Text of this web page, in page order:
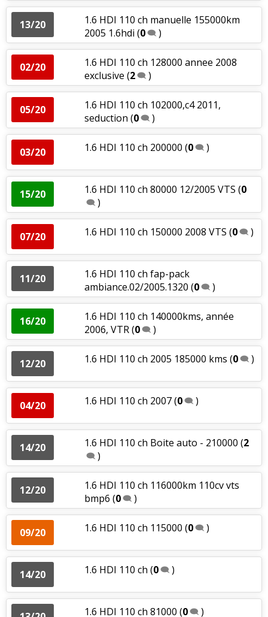
13/20
1.6 HDI 110 ch manuelle 155000km
2005 1.6hdi (0 )
02/20
1.6 HDI 110 ch 128000 annee 2008
exclusive (2 )
05/20
1.6 HDI 110 ch 102000,c4 2011,
seduction (0 )
03/20 1.6 HDI 110 ch 200000 (0 )
15/20 1.6 HDI 110 ch 80000 12/2005 VTS (0
)
07/20 1.6 HDI 110 ch 150000 2008 VTS (0 )
11/20
1.6 HDI 110 ch fap-pack
ambiance.02/2005.1320 (0 )
16/20
1.6 HDI 110 ch 140000kms, année
2006, VTR(0 )
12/20 1.6 HDI 110 ch 2005 185000 kms (0 )
04/20 1.6 HDI 110 ch 2007(0 )
14/20 1.6 HDI 110 ch Boite auto - 210000 (2
)
12/20
1.6 HDI 110 ch 116000km 110cv vts
bmp6 (0 )
09/20 1.6 HDI 110 ch 115000 (0 )
14/20 1.6 HDI 110 ch (0 )
1.6 HDI 110 ch 81000 (0 )